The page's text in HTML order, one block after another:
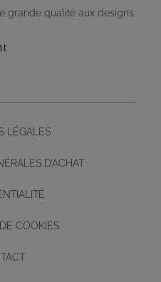
grande qualité aux designs
LÉGALES
D’ACHAT
COOKIES